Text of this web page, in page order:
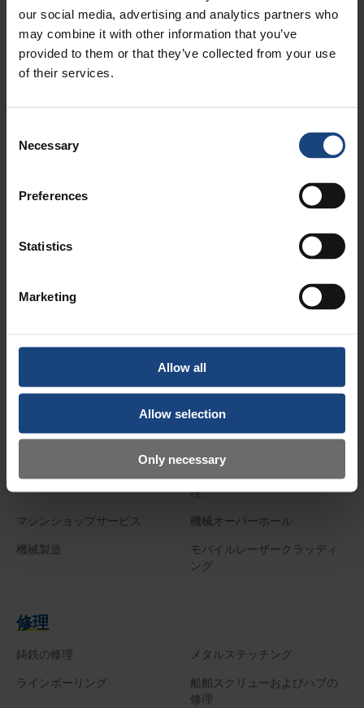
our social media, advertising and analytics partners who
may combine it with other information that you’ve
provided to them or that they’ve collected from your use
of their services.
Selection
Necessary
Preferences
Statistics
Marketing
Allow all
Allow selection
Only necessary
採用情報
当社の世界中の最新の採用情報を見る
鉄鋼
プレス加工業および鍛造業
海軍
計測技術
クランクピンの機械加工
レーザー誘導式機械加工
シャフトの復元
アライメントサービス
スペシャリストによる溶接修
理
マシンショップサービス
機械オーバーホール
機械製造
モバイルレーザークラッディ
ング
修理
鋳鉄の修理
メタルステッチング
ラインボーリング
船舶スクリューおよびハブの
修理